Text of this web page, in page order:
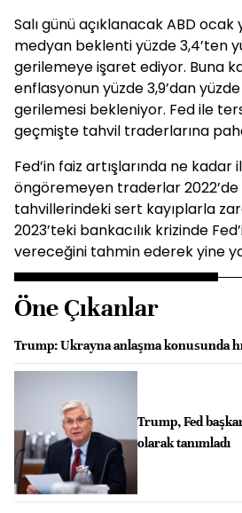
Salı günü açıklanacak ABD ocak
medyan beklenti yüzde 3,4’ten
gerilemeye işaret ediyor. Buna
enflasyonun yüzde 3,9’dan yüzde
gerilemesi bekleniyor. Fed ile
geçmişte tahvil traderlarına
Fed’in faiz artışlarında ne
öngöremeyen traderlar 2022’de
tahvillerindeki sert kayıplarla
2023’teki bankacılık krizinde
vereceğini tahmin ederek yine
Öne Çıkanlar
Trump: Ukrayna anlaşma konusunda
Trump, Fed
olarak tanımladı